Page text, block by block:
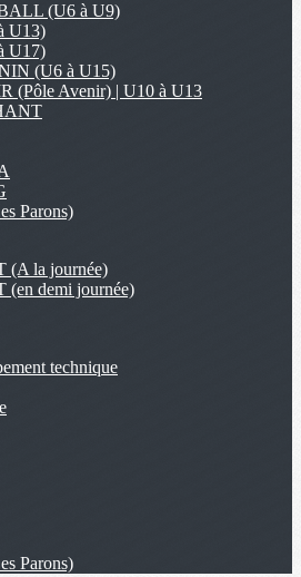
(U6 à U9)
U13)
U17)
(U6 à U15)
(Pôle Avenir) | U10 à U13
Parons)
(A la journée)
(en demi journée)
technique
Parons)